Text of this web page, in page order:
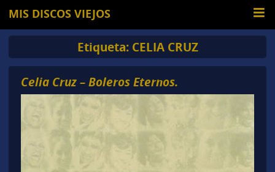
MIS DISCOS VIEJOS
Etiqueta: CELIA CRUZ
Celia Cruz – Boleros Eternos.